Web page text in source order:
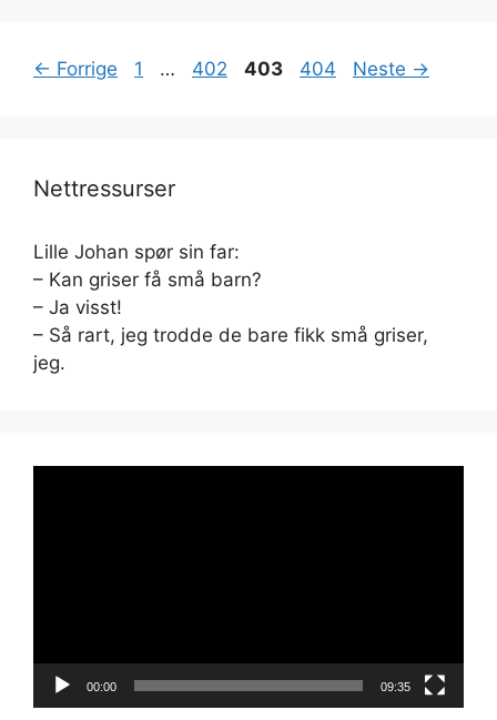
← Forrige Side
1 … Side
402 Side
403 Side
404 Neste →
Nettressurser
Lille Johan spør sin far:
– Kan griser få små barn?
– Ja visst!
– Så rart, jeg trodde de bare fikk små griser,
jeg.
00:00 09:35